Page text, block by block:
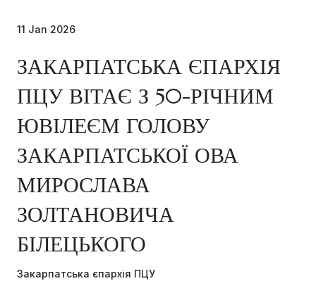
11 Jan 2026
ЗАКАРПАТСЬКА ЄПАРХІЯ
ПЦУ ВІТАЄ З 50-РІЧНИМ
ЮВІЛЕЄМ ГОЛОВУ
ЗАКАРПАТСЬКОЇ ОВА
МИРОСЛАВА
ЗОЛТАНОВИЧА
БІЛЕЦЬКОГО
Закарпатська єпархія ПЦУ